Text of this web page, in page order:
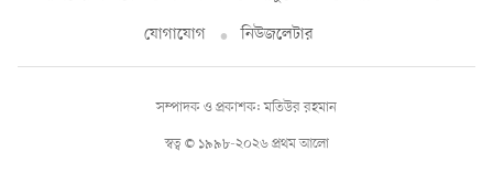
যোগাযোগ
নিউজলেটার
স্বত্ব © ১৯৯৮-২০২৬ প্রথম আলো
সম্পাদক ও প্রকাশক: মতিউর রহমান